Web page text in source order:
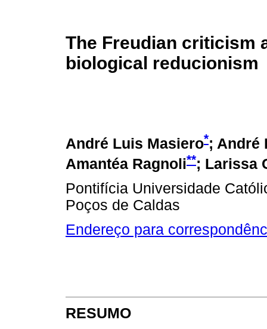
The Freudian criticism
biological reducionism
André Luis Masiero*; André
Amantéa Ragnoli**; Larissa
Pontifícia Universidade
Poços de Caldas
Endereço para
RESUMO